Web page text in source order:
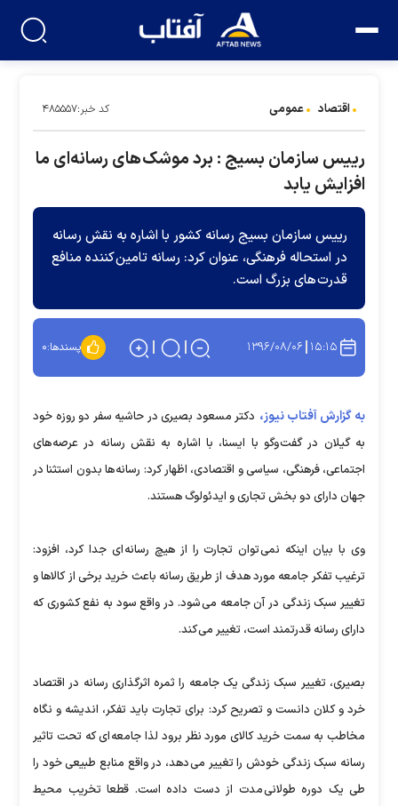
اقتصاد عمومی کد خبر:۴۸۵۵۵۷
رییس سازمان بسیج : برد موشک های رسانه‌ای ما
افزایش یابد
رییس سازمان بسیج رسانه کشور با اشاره به نقش رسانه
در استحاله فرهنگی، عنوان کرد: رسانه تامین کننده منافع
قدرت های بزرگ است.
۱۵:۱۵ ۱۳۹۶/۰۸/۰۶ پسندها:۰
به گزارش آفتاب نیوز، دکتر مسعود بصیری در حاشیه سفر دو روزه خود
به گیلان در گفت وگو با ایسنا، با اشاره به نقش رسانه در عرصه های
اجتماعی، فرهنگی، سیاسی و اقتصادی، اظهار کرد: رسانه ها بدون استثنا در
جهان دارای دو بخش تجاری و ایدئولوگ هستند.
وی با بیان اینکه نمی توان تجارت را از هیچ رسانه ای جدا کرد، افزود:
ترغیب تفکر جامعه مورد هدف از طریق رسانه باعث خرید برخی از کالاها و
تغییر سبک زندگی در آن جامعه می شود. در واقع سود به نفع کشوری که
دارای رسانه قدرتمند است، تغییر می کند.
بصیری، تغییر سبک زندگی یک جامعه را ثمره اثرگذاری رسانه در اقتصاد
خرد و کلان دانست و تصریح کرد: برای تجارت باید تفکر، اندیشه و نگاه
مخاطب به سمت خرید کالای مورد نظر برود لذا جامعه ای که تحت تاثیر
رسانه سبک زندگی خودش را تغییر می دهد، در واقع منابع طبیعی خود را
طی یک دوره طولانی مدت از دست داده است. قطعا تخریب محیط